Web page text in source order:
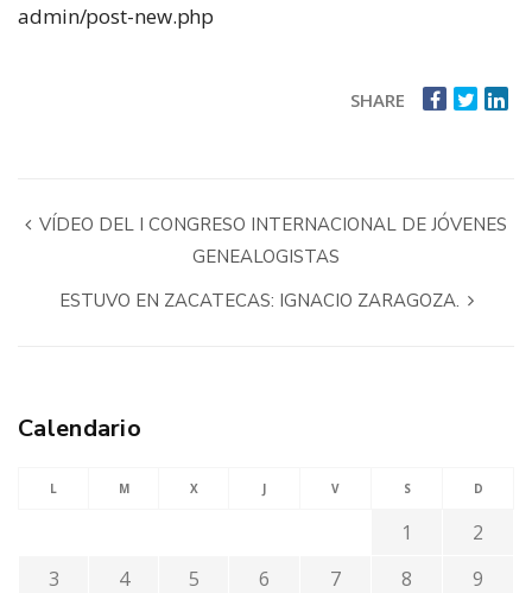
admin/post-new.php
SHARE
VÍDEO DEL I CONGRESO INTERNACIONAL DE JÓVENES
GENEALOGISTAS
ESTUVO EN ZACATECAS: IGNACIO ZARAGOZA.
Calendario
L M X J V S D
1
2
3
4 5 6 7 8
9